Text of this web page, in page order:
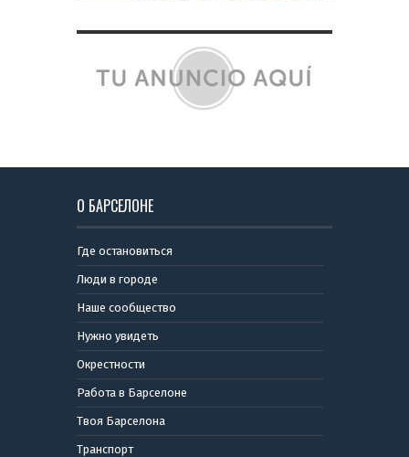
О БАРСЕЛОНЕ
Где остановиться
Люди в городе
Наше сообщество
Нужно увидеть
Окрестности
Работа в Барселоне
Твоя Барселона
Транспорт